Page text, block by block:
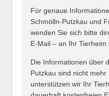
Name des
Für genaue
Schmölln-Putzkau und
wenden Sie sich bitte
E-Mail – an Ihr Tierheim
Die Informationen über
Putzkau sind nicht mehr
unterstützen wir Ihr